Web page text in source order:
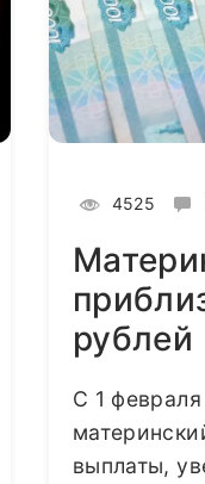
4525
рублей
С 1
выплаты,